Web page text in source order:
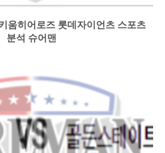
움히어로즈 롯데자이언츠 스포츠
분석 슈어맨